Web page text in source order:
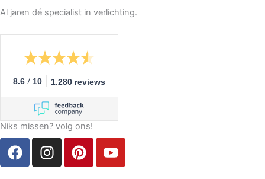
Al jaren dé specialist in verlichting.
8.6 / 10 1.280 reviews
Niks missen? volg ons!
F
a
I
n
P
i
Y
o